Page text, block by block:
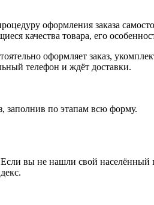
оформления заказа
качества товара, его
оформляет заказ,
телефон и ждёт доставки.
заполнив по этапам всю форму.
вы не нашли свой